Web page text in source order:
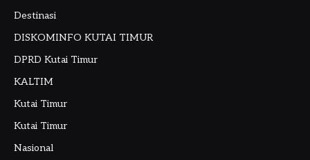
Destinasi
DISKOMINFO KUTAI TIMUR
DPRD Kutai Timur
KALTIM
Kutai Timur
Kutai Timur
Nasional